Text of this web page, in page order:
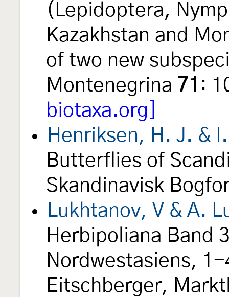
(Lepidoptera,
Kazakhstan and
of two new
Montenegrina 71 :
biotaxa.org]
Henriksen, H. J. &
Butterflies of
Skandinavisk
Lukhtanov, V & A.
Herbipoliana Band
Nordwestasiens,
Eitschberger,